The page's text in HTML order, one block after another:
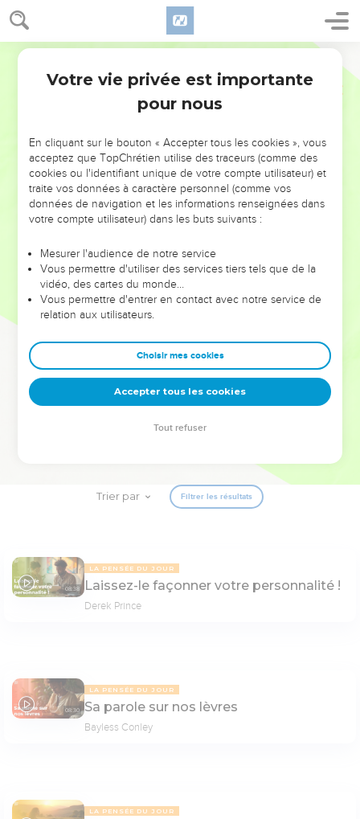
NE MANQUEZ PAS L’ÉVÉNEMENT
DE L’ANNÉE !
ET SI LEURS ERREURS POUVAIENT VOUS ÉVITER LES
VOTRES ?
leur foi ou leur vision. Mais on voit moins les doutes, les erreurs
et les saisons difficiles qu'ils ont traversés, alors même que ce
sont elles qui les ont façonnés.
Dans cette conférence, leaders, entrepreneurs, et responsables
clés pour avancer avec plus de sagesse afin que leurs erreurs
deviennent vos tremplins. Que vous guidiez un ministère, une
équipe, un groupe ou une famille, leur expérience est faite
pour vous.
Trier par Filtrer les résultats
08:38
LA PENSÉE DU JOUR
Laissez-le façonner votre personnalité !
Derek Prince
08:30
LA PENSÉE DU JOUR
Sa parole sur nos lèvres
Bayless Conley
LA PENSÉE DU JOUR
Votre vie privée est importante
pour nous
En cliquant sur le bouton « Accepter tous les cookies », vous
acceptez que TopChrétien utilise des traceurs (comme des
cookies ou l'identifiant unique de votre compte utilisateur) et
traite vos données à caractère personnel (comme vos
données de navigation et les informations renseignées dans
votre compte utilisateur) dans les buts suivants :
Mesurer l'audience de notre service
Vous permettre d'utiliser des services tiers tels que de la
vidéo, des cartes du monde…
Vous permettre d'entrer en contact avec notre service de
relation aux utilisateurs.
Choisir mes cookies
Accepter tous les cookies
Tout refuser